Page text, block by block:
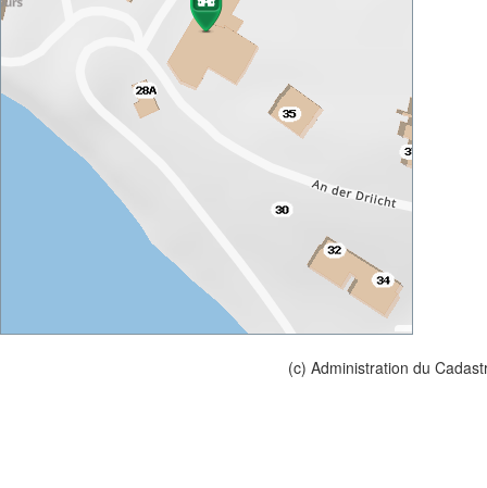
(c) Administration du